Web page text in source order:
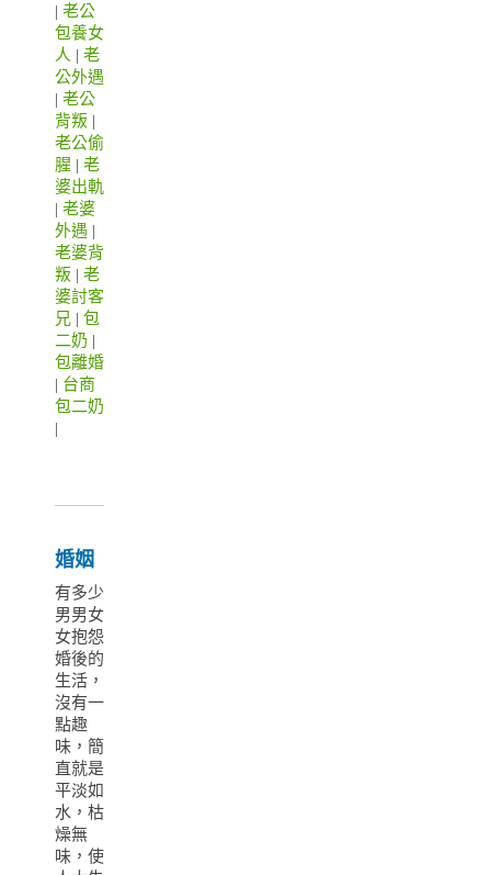
| 老公
包養女
人 | 老
公外遇
| 老公
背叛 |
老公偷
腥 | 老
婆出軌
| 老婆
外遇 |
老婆背
叛 | 老
婆討客
兄 | 包
二奶 |
包離婚
| 台商
包二奶
|
婚姻
有多少
男男女
女抱怨
婚後的
生活，
沒有一
點趣
味，簡
直就是
平淡如
水，枯
燥無
味，使